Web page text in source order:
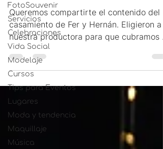
FotoSouvenir
Servicios
Celebraciones
Vida Social
Modelaje
Cursos
Tips para Eventos
Lugares
Moda y tendencia
Maquillaje
Música
Queremos compartirte el contenido del
casamiento de Fer y Hernán. Eligieron a
nuestra productora para que cubramos el
evento tanto en...